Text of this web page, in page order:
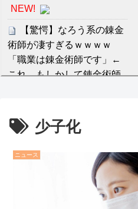
NEW!
【驚愕】なろう系の錬金
術師が凄すぎるｗｗｗｗ
「職業は錬金術師です」←
これ…もしかして錬金術師
たかった作品(登場人物)
他国から安価な製品が大
量に入ってくると市場から
駆逐されかねないからな。
少子化
ニュース